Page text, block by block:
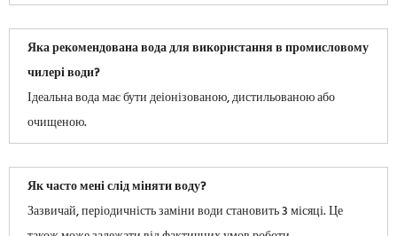
Яка рекомендована вода для використання в промисловому
чилері води?
Ідеальна вода має бути деіонізованою, дистильованою або
очищеною.
Як часто мені слід міняти воду?
Зазвичай, періодичність заміни води становить 3 місяці. Це